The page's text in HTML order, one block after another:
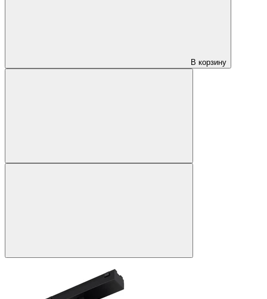
В корзину